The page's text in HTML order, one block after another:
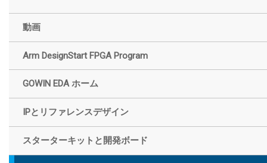
動画
Arm DesignStart FPGA Program
GOWIN EDA ホーム
IPとリファレンスデザイン
スターターキットと開発ボード